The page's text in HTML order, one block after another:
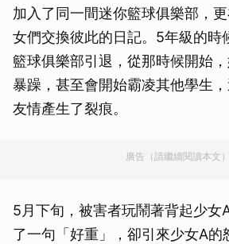
加入了同一間迷你籃球俱樂部，
女們交換彼此的日記。5年級的時
籃球俱樂部引退，從那時候開始
暴躁，甚至會開始霸凌其他學生
友情產生了裂痕。
廣告（請繼續閱讀本文）
5月下旬，被害者玩鬧著背起少女
了一句「好重」，卻引來少女A的